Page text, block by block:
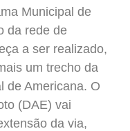
Municipal de
da rede de
a ser realizado,
um trecho da
de Americana. O
(DAE) vai
da via,